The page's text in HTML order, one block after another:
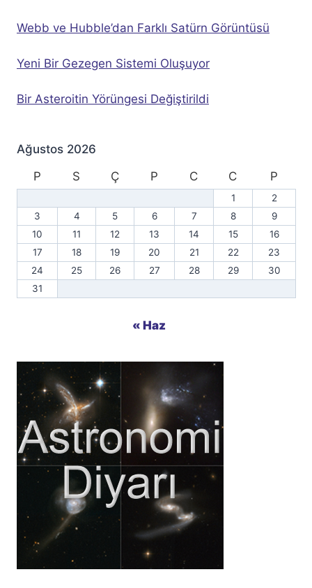
Webb ve Hubble’dan Farklı Satürn Görüntüsü
Yeni Bir Gezegen Sistemi Oluşuyor
Bir Asteroitin Yörüngesi Değiştirildi
Ağustos 2026
P
S Ç P C C P
1
2
3
4 5 6 7 8
9
10
11 12 13 14 15
16
17
18 19 20 21 22
23
24
25 26 27 28 29
30
31
« Haz